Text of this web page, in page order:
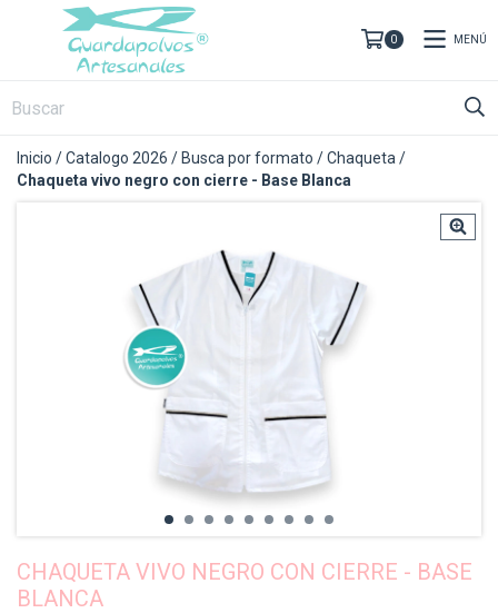
0 MENÚ
Inicio /Catalogo 2026 / Busca por formato /Chaqueta /
Chaqueta vivo negro con cierre - Base Blanca
CHAQUETA VIVO NEGRO CON CIERRE - BASE
BLANCA